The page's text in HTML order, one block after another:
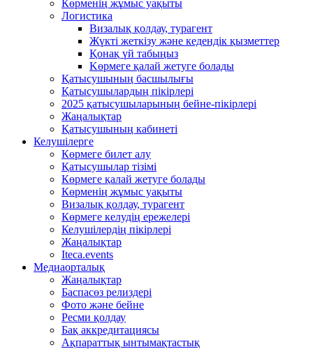
Көрменің жұмыс уақыты
Логистика
Визалық қолдау, турагент
Жүкті жеткізу және кедендік қызметтер
Қонақ үй табыңыз
Kөрмеге қалай жетуге болады
Қатысушының басшылығы
Қатысушылардың пікірлері
2025 қатысушыларының бейне-пікірлері
Жаңалықтар
Қатысушының кабинеті
Келушілерге
Көрмеге билет алу
Қатысушылар тізімі
Көрмеге қалай жетуге болады
Көрменің жұмыс уақыты
Визалық қолдау, турагент
Көрмеге келудің ережелері
Келушілердің пікірлері
Жаңалықтар
Iteca.events
Медиаорталық
Жаңалықтар
Баспасөз релиздері
Фото және бейне
Ресми қолдау
Бақ аккредитациясы
Ақпараттық ынтымақтастық